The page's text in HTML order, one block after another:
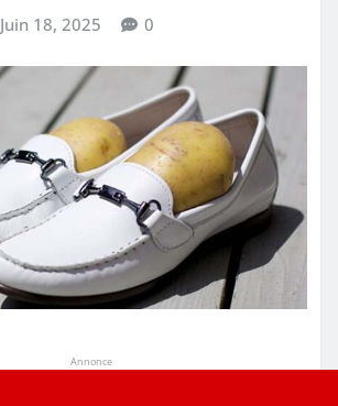
Juin 18, 2025 0
Annonce